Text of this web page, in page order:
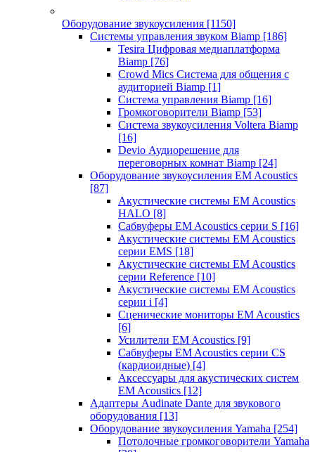
Оборудование звукоусиления [1150]
Системы управления звуком Biamp [186]
Tesira Цифровая медиаплатформа
Biamp [76]
Crowd Mics Система для общения с
аудиторией Biamp [1]
Система управления Biamp [16]
Громкоговорители Biamp [53]
Система звукоусиления Voltera Biamp
[16]
Devio Аудиорешение для
переговорных комнат Biamp [24]
Оборудование звукоусиления EM Acoustics
[87]
Акустические системы EM Acoustics
HALO [8]
Сабвуферы EM Acoustics серии S [16]
Акустические системы EM Acoustics
серии EMS [18]
Акустические системы EM Acoustics
серии Reference [10]
Акустические системы EM Acoustics
серии i [4]
Сценические мониторы EM Acoustics
[6]
Усилители EM Acoustics [9]
Сабвуферы EM Acoustics серии CS
(кардиоидные) [4]
Аксессуары для акустических систем
EM Acoustics [12]
Адаптеры Audinate Dante для звукового
оборудования [13]
Оборудование звукоусиления Yamaha [254]
Потолочные громкоговорители Yamaha